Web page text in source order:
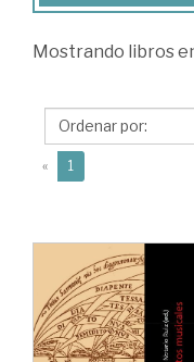
Notario
Antonio
Mostrando libros
« 1